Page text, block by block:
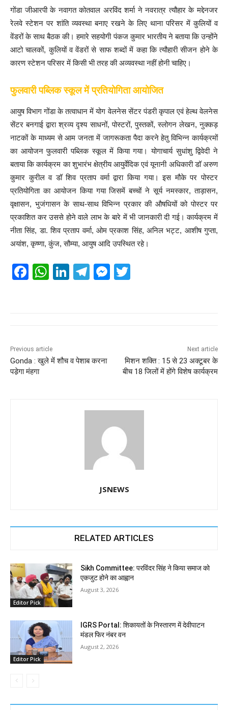
गोंडा जीआरपी के नवागत कोतवाल अरविंद शर्मा ने नवरात्र त्यौहार के मद्देनजर
रेलवे स्टेशन पर शांति व्यवस्था बनाए रखने के लिए थाना परिसर में कुलियों व
वेंडरों के साथ बैठक की। हमारे सहयोगी पंकज कुमार भारतीय ने बताया कि उन्होंने
आटो चालकों, कुलियों व वेंडरों से साफ शब्दों में कहा कि त्यौहारी सीजन होने के
कारण स्टेशन परिसर में किसी भी तरह की अव्यवस्था नहीं होनी चाहिए।
फुलवारी पब्लिक स्कूल में प्रतियोगिता आयोजित
आयुष विभाग गोंडा के तत्वाधान में योग वेलनेस सेंटर पंडरी कृपाल एवं हेल्थ वेलनेस
सेंटर बनगाई द्वारा श्रव्य दृश्य साधनों, पोस्टरों, पुस्तकों, स्लोगन लेखन, नुक्कड़
नाटकों के माध्यम से आम जनता में जागरूकता पैदा करने हेतु विभिन्न कार्यक्रमों
का आयोजन फुलवारी पब्लिक स्कूल में किया गया। योगाचार्य सुधांशु द्विवेदी ने
बताया कि कार्यक्रम का शुभारंभ क्षेत्रीय आयुर्वेदिक एवं यूनानी अधिकारी डॉ अरुण
कुमार कुरील व डॉ शिव प्रताप वर्मा द्वारा किया गया। इस मौके पर पोस्टर
प्रतियोगिता का आयोजन किया गया जिसमें बच्चों ने सूर्य नमस्कार, ताड़ासन,
वृक्षासन, भुजंगासन के साथ-साथ विभिन्न प्रकार की औषधियों को पोस्टर पर
प्रकाशित कर उससे होने वाले लाभ के बारे में भी जानकारी दी गई। कार्यक्रम में
नीता सिंह, डा. शिव प्रताप वर्मा, ओम प्रकाश सिंह, अनिल भट्ट, आशीष गुप्ता,
अयांश, कृष्णा, कुंज, सौम्या, आयुष आदि उपस्थित रहे।
F
o
o
W
p
p
Li
n
T
M
er
Previous article
Gonda : खुले में शौच व पेशाब करना
पडे़गा मंहगा
Next article
मिशन शक्ति : 15 से 23 अक्टूबर के
बीच 18 जिलों में होंगे विशेष कार्यक्रम
JSNEWS
RELATED ARTICLES
Editor Pick
Sikh Committee: परविंदर सिंह ने किया समाज को
एकजुट होने का आह्वान
August 3, 2026
Editor Pick
IGRS Portal: शिकायतों के निस्तारण में देवीपाटन
मंडल फिर नंबर वन
August 2, 2026